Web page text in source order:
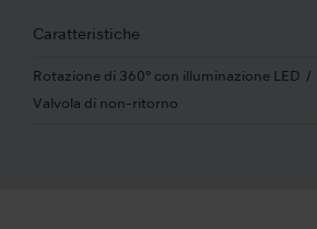
Caratteristiche
Rotazione di 360° con illuminazione LED
Valvola di non-ritorno